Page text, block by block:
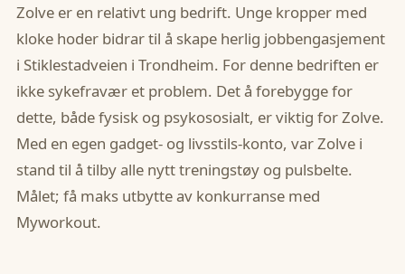
Zolve er en relativt ung bedrift. Unge kropper med
kloke hoder bidrar til å skape herlig jobbengasjement
i Stiklestadveien i Trondheim. For denne bedriften er
ikke sykefravær et problem. Det å forebygge for
dette, både fysisk og psykososialt, er viktig for Zolve.
Med en egen gadget- og livsstils-konto, var Zolve i
stand til å tilby alle nytt treningstøy og pulsbelte.
Målet; få maks utbytte av konkurranse med
Myworkout.